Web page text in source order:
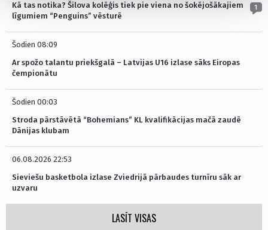
Kā tas notika? Šilova kolēģis tiek pie viena no šokējošākajiem
līgumiem “Penguins” vēsturē
1
Šodien 08:09
Ar spožo talantu priekšgalā – Latvijas U16 izlase sāks Eiropas
čempionātu
Šodien 00:03
Stroda pārstāvētā “Bohemians” KL kvalifikācijas mačā zaudē
Dānijas klubam
06.08.2026 22:53
Sieviešu basketbola izlase Zviedrijā pārbaudes turnīru sāk ar
uzvaru
LASĪT VISAS